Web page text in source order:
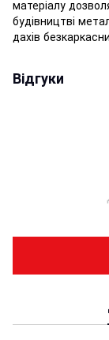
матеріалу
будівництві
дахів
Відгуки